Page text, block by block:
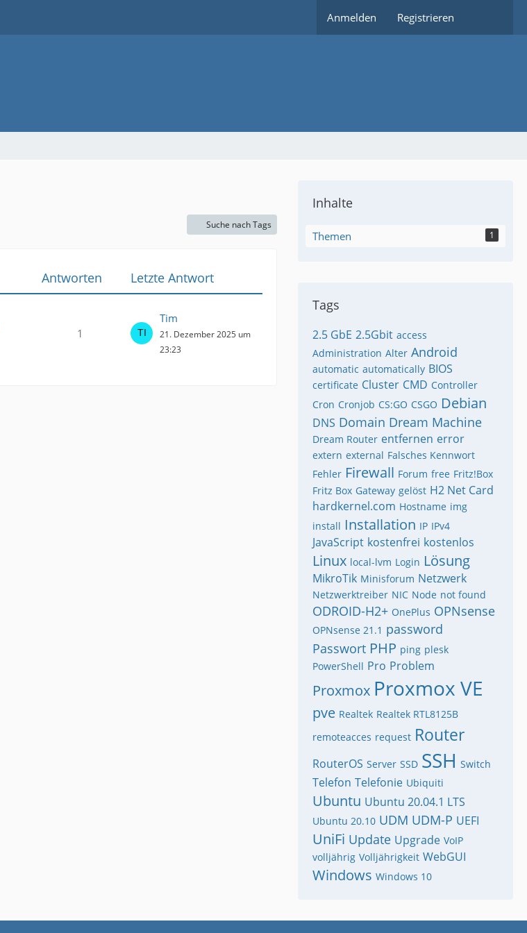
Anmelden Registrieren
Suche nach Tags
Antworten
Letzte Antwort
1
Tim
21. Dezember 2025 um
23:23
Inhalte
Themen 1
Tags
2.5 GbE 2.5Gbit access
Administration Alter Android
automatic automatically BIOS
certificate Cluster CMD Controller
Cron Cronjob CS:GO CSGO Debian
DNS Domain Dream Machine
Dream Router entfernen error
extern external Falsches Kennwort
Fehler Firewall Forum free Fritz!Box
Fritz Box Gateway gelöst H2 Net Card
hardkernel.com Hostname img
install Installation IP IPv4
JavaScript kostenfrei kostenlos
Linux local-lvm Login Lösung
MikroTik Minisforum Netzwerk
Netzwerktreiber NIC Node not found
ODROID-H2+ OnePlus OPNsense
OPNsense 21.1 password
Passwort PHP ping plesk
PowerShell Pro Problem
Proxmox Proxmox VE
pve Realtek Realtek RTL8125B
remoteacces request Router
RouterOS Server SSD SSH Switch
Telefon Telefonie Ubiquiti
Ubuntu Ubuntu 20.04.1 LTS
Ubuntu 20.10 UDM UDM-P UEFI
UniFi Update Upgrade VoIP
volljährig Volljährigkeit WebGUI
Windows Windows 10